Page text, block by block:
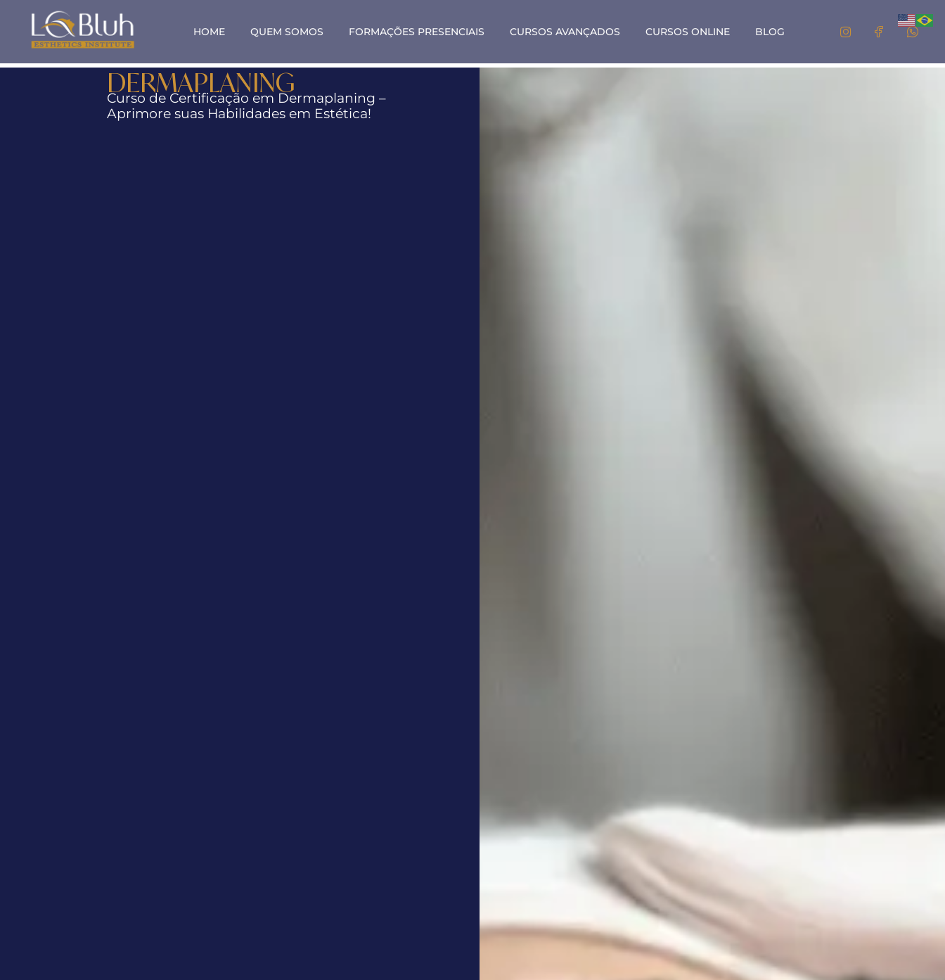
HOME QUEM SOMOS FORMAÇÕES PRESENCIAIS CURSOS AVANÇADOS CURSOS ONLINE BLOG
Labluh
CLIQUE AQUI
DERMAPLANING
Curso de Certificação em Dermaplaning –
Aprimore suas Habilidades em Estética!